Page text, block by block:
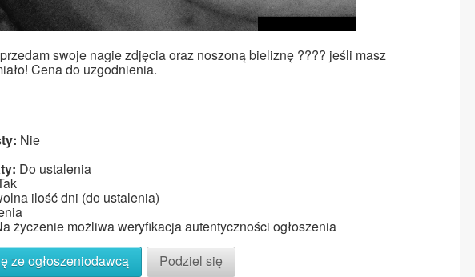
swoje nagie zdjęcia oraz noszoną bieliznę ???? jeśli masz
Cena do uzgodnienia.
Nie
Do ustalenia
ilość dni (do ustalenia)
życzenie możliwa weryfikacja autentyczności ogłoszenia
ze ogłoszeniodawcą
Podziel się